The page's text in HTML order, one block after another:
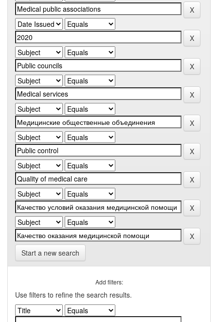
Start a new search
Add filters:
Use filters to refine the search results.